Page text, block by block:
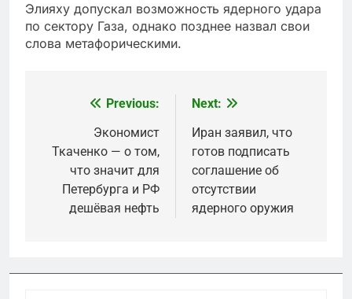
Элияху допускал возможность ядерного удара
по сектору Газа, однако позднее назвал свои
слова метафорическими.
navigation
Previous:
Экономист
Ткаченко — о том,
что значит для
Петербурга и РФ
дешёвая нефть
Next:
Иран заявил, что
готов подписать
соглашение об
отсутствии
ядерного оружия